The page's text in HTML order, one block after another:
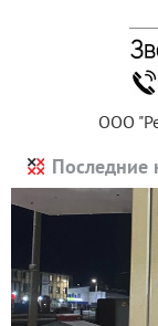
ООО
Последние